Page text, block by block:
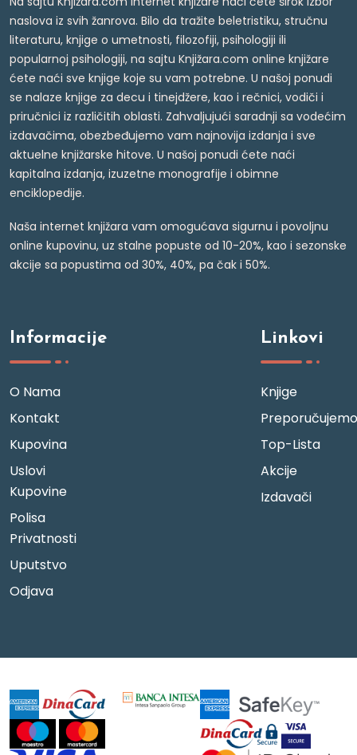
naslova iz svih žanrova. Bilo da tražite beletristiku, stručnu
literaturu, knjige o umetnosti, filozofiji, psihologiji ili
popularnoj psihologiji, na sajtu Knjižara.com online knjižare
ćete naći sve knjige koje su vam potrebne. U našoj ponudi
se nalaze knjige za decu i tinejdžere, kao i rečnici, vodiči i
priručnici iz različitih oblasti. Zahvaljujući saradnji sa vodećim
izdavačima, obezbeđujemo vam najnovija izdanja i sve
aktuelne knjižarske hitove. U našoj ponudi ćete naći
kapitalna izdanja, izuzetne monografije i obimne
enciklopedije.
Naša internet knjižara vam omogućava sigurnu i povoljnu
online kupovinu, uz stalne popuste od 10-20%, kao i sezonske
akcije sa popustima od 30%, 40%, pa čak i 50%.
Informacije
O Nama
Kontakt
Kupovina
Uslovi
Kupovine
Polisa
Privatnosti
Uputstvo
Odjava
Linkovi
Knjige
Preporučujemo
Top-Lista
Akcije
Izdavači